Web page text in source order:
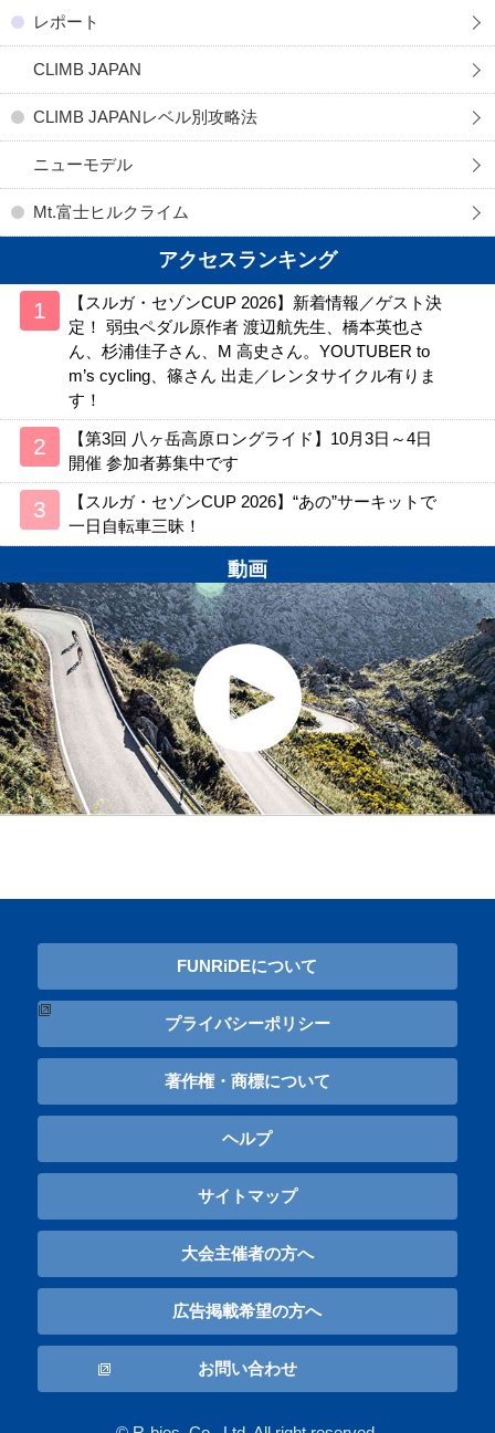
レポート
CLIMB JAPAN
CLIMB JAPANレベル別攻略法
ニューモデル
Mt.富士ヒルクライム
アクセスランキング
【スルガ・セゾンCUP 2026】新着情報／ゲスト決
定！ 弱虫ペダル原作者 渡辺航先生、橋本英也さ
ん、杉浦佳子さん、M 高史さん。YOUTUBER to
m’s cycling、篠さん 出走／レンタサイクル有りま
す！
【第3回 八ヶ岳高原ロングライド】10月3日～4日
開催 参加者募集中です
【スルガ・セゾンCUP 2026】“あの”サーキットで
一日自転車三昧！
動画
FUNRiDEについて
プライバシーポリシー
著作権・商標について
ヘルプ
サイトマップ
大会主催者の方へ
広告掲載希望の方へ
お問い合わせ